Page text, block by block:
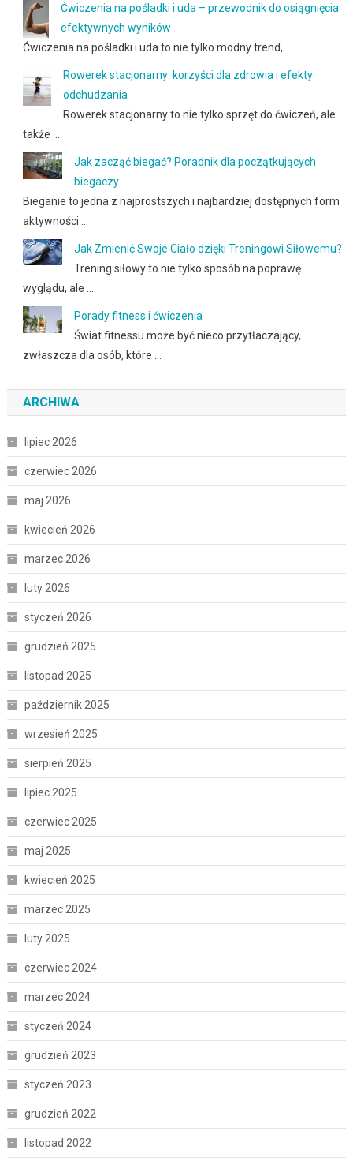
Ćwiczenia na pośladki i uda – przewodnik do osiągnięcia
efektywnych wyników
Ćwiczenia na pośladki i uda to nie tylko modny trend, …
Rowerek stacjonarny: korzyści dla zdrowia i efekty
odchudzania
Rowerek stacjonarny to nie tylko sprzęt do ćwiczeń, ale
także …
Jak zacząć biegać? Poradnik dla początkujących
biegaczy
Bieganie to jedna z najprostszych i najbardziej dostępnych form
aktywności …
Jak Zmienić Swoje Ciało dzięki Treningowi Siłowemu?
Trening siłowy to nie tylko sposób na poprawę
wyglądu, ale …
Porady fitness i ćwiczenia
Świat fitnessu może być nieco przytłaczający,
zwłaszcza dla osób, które …
ARCHIWA
lipiec 2026
czerwiec 2026
maj 2026
kwiecień 2026
marzec 2026
luty 2026
styczeń 2026
grudzień 2025
listopad 2025
październik 2025
wrzesień 2025
sierpień 2025
lipiec 2025
czerwiec 2025
maj 2025
kwiecień 2025
marzec 2025
luty 2025
czerwiec 2024
marzec 2024
styczeń 2024
grudzień 2023
styczeń 2023
grudzień 2022
listopad 2022